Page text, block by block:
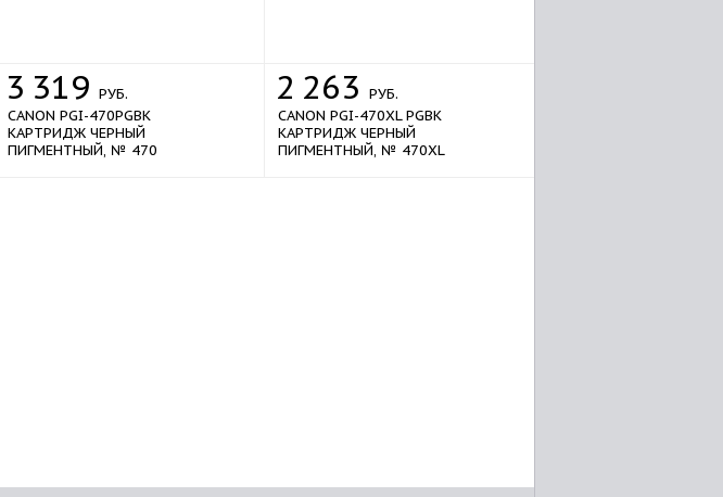
3 319 РУБ.
CANON PGI-470PGBK
КАРТРИДЖ ЧЕРНЫЙ
ПИГМЕНТНЫЙ, № 470
2 263 РУБ.
CANON PGI-470XL PGBK
КАРТРИДЖ ЧЕРНЫЙ
ПИГМЕНТНЫЙ, № 470XL